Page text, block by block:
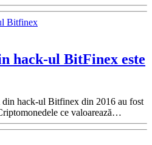
hack-ul BitFinex este
hack-ul Bitfinex din 2016 au fost
ce valoarează…